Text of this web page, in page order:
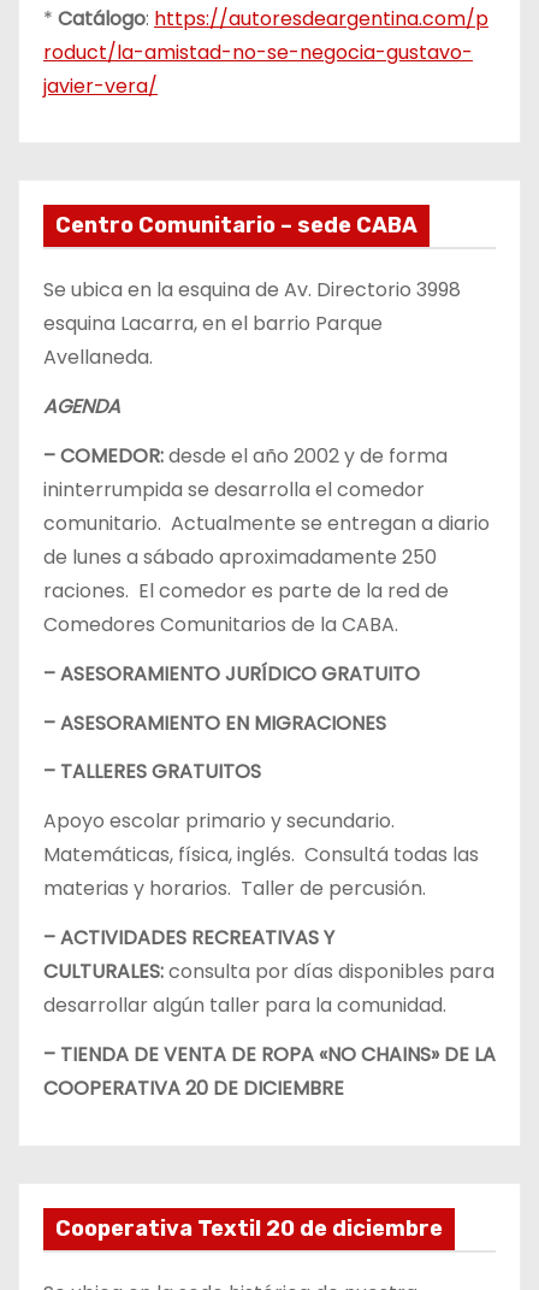
* Catálogo: https://autoresdeargentina.com/p
roduct/la-amistad-no-se-negocia-gustavo-
javier-vera/
Centro Comunitario – sede CABA
Se ubica en la esquina de Av. Directorio 3998
esquina Lacarra, en el barrio Parque
Avellaneda.
AGENDA
– COMEDOR:desde el año 2002 y de forma
ininterrumpida se desarrolla el comedor
comunitario. Actualmente se entregan a diario
de lunes a sábado aproximadamente 250
raciones. El comedor es parte de la red de
Comedores Comunitarios de la CABA.
– ASESORAMIENTO JURÍDICO GRATUITO
– ASESORAMIENTO EN MIGRACIONES
– TALLERES GRATUITOS
Apoyo escolar primario y secundario.
Matemáticas, física, inglés. Consultá todas las
materias y horarios. Taller de percusión.
– ACTIVIDADES RECREATIVAS Y
CULTURALES:consulta por días disponibles para
desarrollar algún taller para la comunidad.
– TIENDA DE VENTA DE ROPA «NO CHAINS» DE LA
COOPERATIVA 20 DE DICIEMBRE
Cooperativa Textil 20 de diciembre